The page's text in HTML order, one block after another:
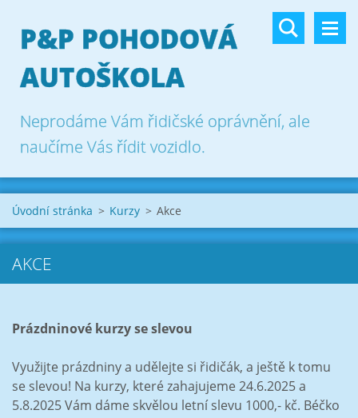
P&P POHODOVÁ
AUTOŠKOLA
Neprodáme Vám řidičské oprávnění, ale
naučíme Vás řídit vozidlo.
Úvodní stránka > Kurzy > Akce
AKCE
Prázdninové kurzy se slevou
Využijte prázdniny a udělejte si řidičák, a ještě k tomu
se slevou! Na kurzy, které zahajujeme 24.6.2025 a
5.8.2025 Vám dáme skvělou letní slevu 1000,- kč. Béčko